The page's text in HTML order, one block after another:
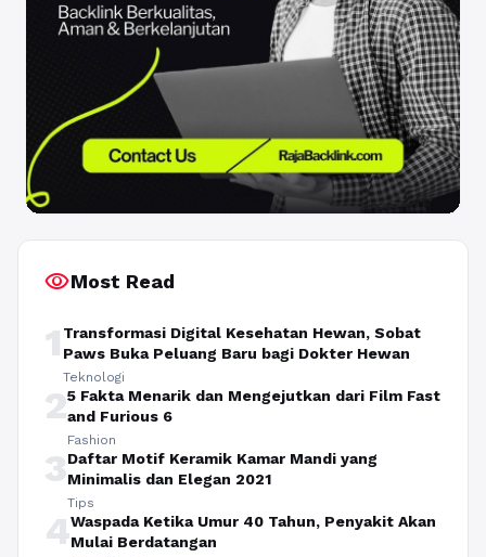
visibilityMost Read
1 Transformasi Digital Kesehatan Hewan, Sobat
Paws Buka Peluang Baru bagi Dokter Hewan
Teknologi
25 Fakta Menarik dan Mengejutkan dari Film Fast
and Furious 6
Fashion
3Daftar Motif Keramik Kamar Mandi yang
Minimalis dan Elegan 2021
Tips
4Waspada Ketika Umur 40 Tahun, Penyakit Akan
Mulai Berdatangan